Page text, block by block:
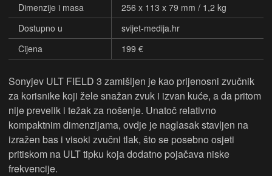
Dimenzije i masa
256 x 113 x 79 mm / 1,2 kg
Dostupno u
svijet-medija.hr
Cijena
199 €
Sonyjev ULT FIELD 3 zamišljen je kao prijenosni zvučnik
za korisnike koji žele snažan zvuk i izvan kuće, a da pritom
nije prevelik i težak za nošenje. Unatoč relativno
kompaktnim dimenzijama, ovdje je naglasak stavljen na
izražen bas i visoki zvučni tlak, što se posebno osjeti
pritiskom na ULT tipku koja dodatno pojačava niske
frekvencije.